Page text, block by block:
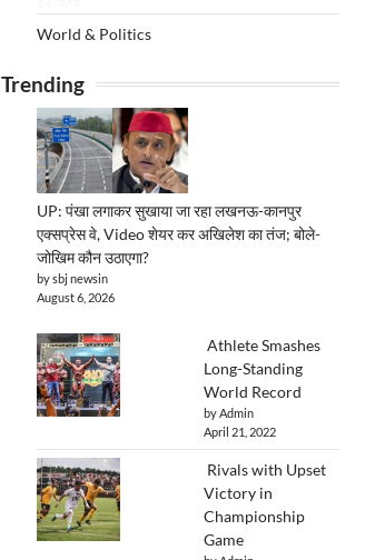
World & Politics
Trending
UP: पंखा लगाकर सुखाया जा रहा लखनऊ-कानपुर
एक्सप्रेस वे, Video शेयर कर अखिलेश का तंज; बोले-
जोखिम कौन उठाएगा?
by sbj newsin
August 6, 2026
Athlete Smashes
Long-Standing
World Record
by Admin
April 21, 2022
Rivals with Upset
Victory in
Championship
Game